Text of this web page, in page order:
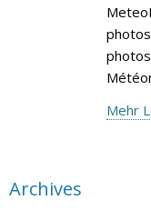
Mehr
Archives